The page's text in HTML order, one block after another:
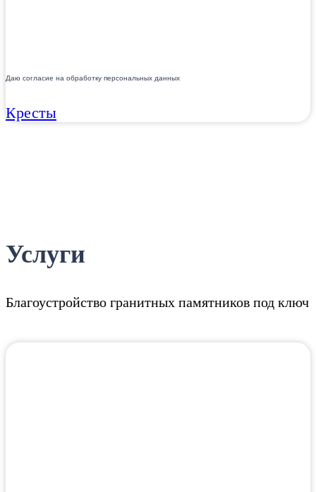
Даю согласие на обработку персональных данных
Кресты
Услуги
Благоустройство гранитных памятников под ключ